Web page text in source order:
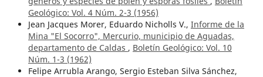
Geológico: Vol. 4 Núm. 2-3 (1956)
Jean Jacques Morer, Eduardo Nicholls V., Informe de la
Mina "El Socorro", Mercurio, municipio de Aguadas,
departamento de Caldas , Boletín Geológico: Vol. 10
Núm. 1-3 (1962)
Felipe Arrubla Arango, Sergio Esteban Silva Sánchez,